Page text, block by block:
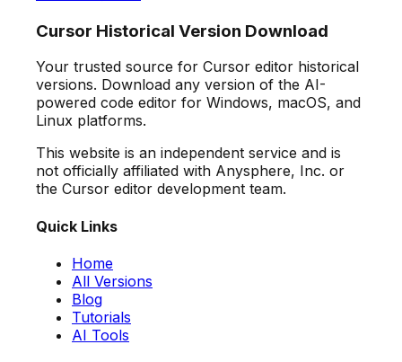
Cursor Historical Version Download
Your trusted source for Cursor editor historical
versions. Download any version of the AI-
powered code editor for Windows, macOS, and
Linux platforms.
This website is an independent service and is
not officially affiliated with Anysphere, Inc. or
the Cursor editor development team.
Quick Links
Home
All Versions
Blog
Tutorials
AI Tools